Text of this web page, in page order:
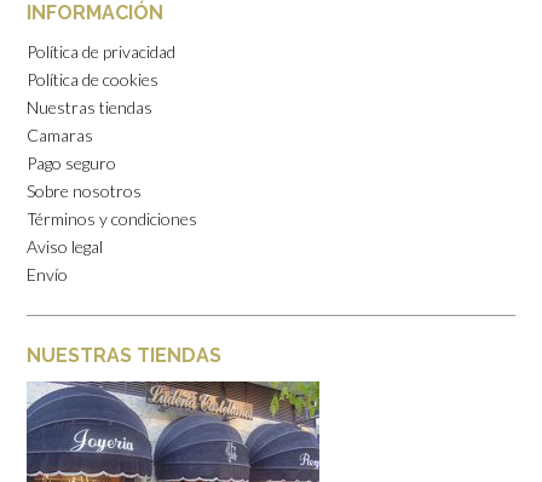
INFORMACIÓN
Política de privacidad
Política de cookies
Nuestras tiendas
Camaras
Pago seguro
Sobre nosotros
Términos y condiciones
Aviso legal
Envío
NUESTRAS TIENDAS